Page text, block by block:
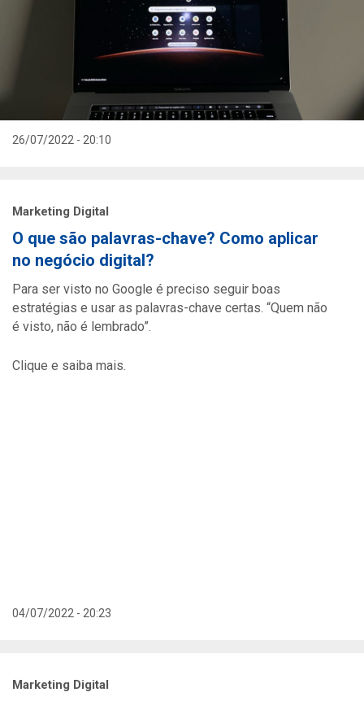
26/07/2022 - 20:10
04/07/2022 - 20:23
Marketing Digital
O que são palavras-chave? Como aplicar
no negócio digital?
Para ser visto no Google é preciso seguir boas
estratégias e usar as palavras-chave certas. “Quem não
é visto, não é lembrado”.
Clique e saiba mais.
Marketing Digital